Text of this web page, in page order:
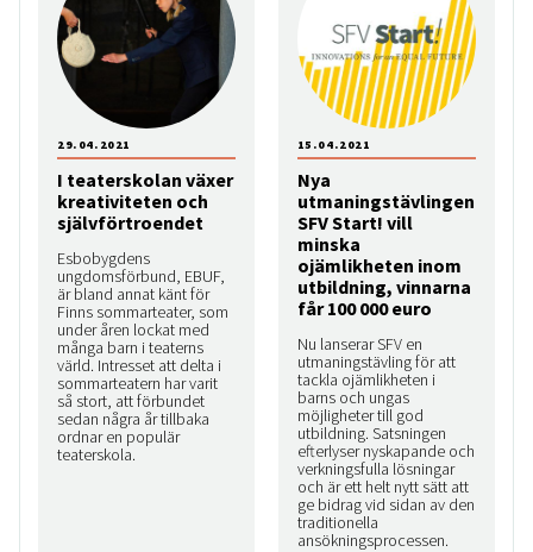
I teaterskolan växer
kreativiteten och
självförtroendet
Esbobygdens
ungdomsförbund, EBUF,
är bland annat känt för
Finns sommarteater, som
under åren lockat med
många barn i teaterns
värld. Intresset att delta i
sommarteatern har varit
så stort, att förbundet
sedan några år tillbaka
ordnar en populär
teaterskola.
29.04.2021
Nya
utmaningstävlingen
SFV Start! vill
minska
ojämlikheten inom
utbildning, vinnarna
får 100 000 euro
Nu lanserar SFV en
utmaningstävling för att
tackla ojämlikheten i
barns och ungas
möjligheter till god
utbildning. Satsningen
efterlyser nyskapande och
verkningsfulla lösningar
och är ett helt nytt sätt att
ge bidrag vid sidan av den
traditionella
ansökningsprocessen.
15.04.2021